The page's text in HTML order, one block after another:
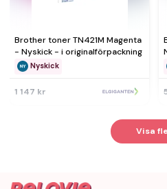
Brother toner TN421M Magenta
- Nyskick - i originalförpackning
Nyskick
1 147 kr
Visa